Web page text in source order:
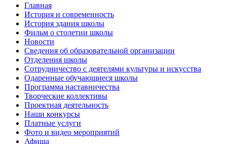
Главная
История и современность
История здания школы
Фильм о столетии школы
Новости
Сведения об образовательной организации
Отделения школы
Сотрудничество с деятелями культуры и искусства
Одаренные обучающиеся школы
Программа наставничества
Творческие коллективы
Проектная деятельность
Наши конкурсы
Платные услуги
Фото и видео мероприятий
Афиша